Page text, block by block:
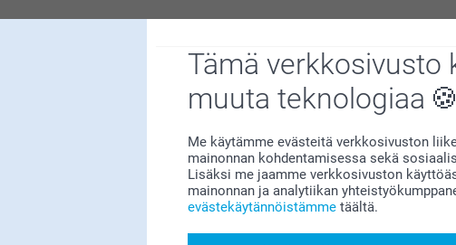
Tämä verkkosivusto
muuta teknologiaa
Me käytämme evästeitä verkkosivuston
mainonnan kohdentamisessa sekä
Lisäksi me jaamme verkkosivuston
mainonnan ja analytiikan
evästekäytännöistämme täältä.
meidän teelaatikosta kaiverruksella. Laatiko
puu tuntuu laadukkaalta ja kaikki
kuin kuvittelin niin kannattaa